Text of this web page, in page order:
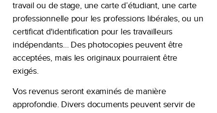
travail ou de stage, une carte d’étudiant, une carte
professionnelle pour les professions libérales, ou un
certificat d'identification pour les travailleurs
indépendants… Des photocopies peuvent être
acceptées, mais les originaux pourraient être
exigés.
Vos revenus seront examinés de manière
approfondie. Divers documents peuvent servir de